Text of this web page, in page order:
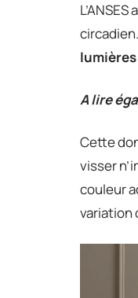
A lire
Cette
visser
couleur
variation